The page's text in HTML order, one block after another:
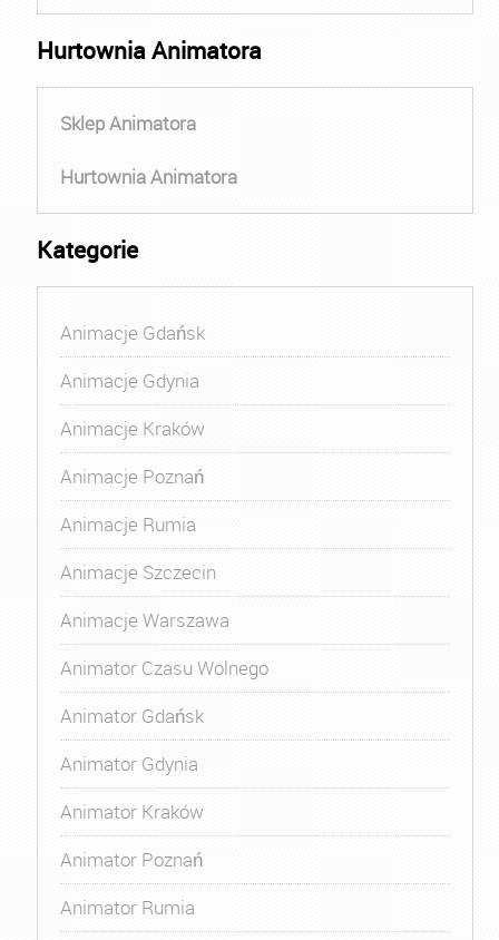
Hurtownia Animatora
Sklep Animatora
Hurtownia Animatora
Kategorie
Animacje Gdańsk
Animacje Gdynia
Animacje Kraków
Animacje Poznań
Animacje Rumia
Animacje Szczecin
Animacje Warszawa
Animator Czasu Wolnego
Animator Gdańsk
Animator Gdynia
Animator Kraków
Animator Poznań
Animator Rumia